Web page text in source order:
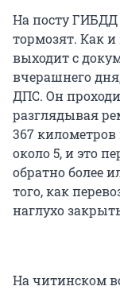
На посту
тормозят. Как и
выходит с
вчерашнего
ДПС. Он
разглядывая
367 километров
около 5, и это
обратно более
того, как
наглухо
На читинском